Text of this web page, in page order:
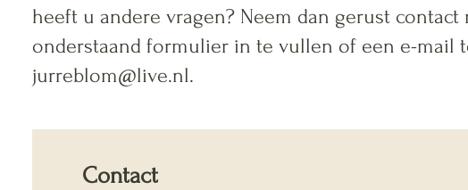
heeft u andere vragen? Neem dan gerust
onderstaand formulier in te vullen of een e-mail
jurreblom@live.nl.
Contact